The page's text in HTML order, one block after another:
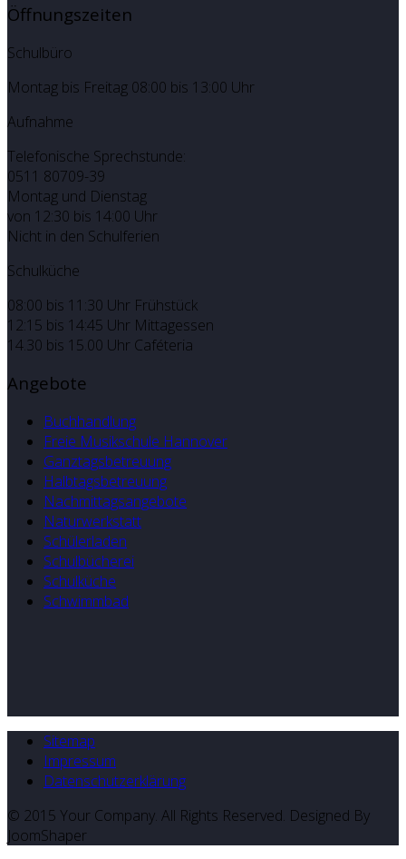
Öffnungszeiten
Schulbüro
Montag bis Freitag 08:00 bis 13:00 Uhr
Aufnahme
Telefonische Sprechstunde:
0511 80709-39
Montag und Dienstag
von 12:30 bis 14:00 Uhr
Nicht in den Schulferien
Schulküche
08:00 bis 11:30 Uhr Frühstück
12:15 bis 14:45 Uhr Mittagessen
14.30 bis 15.00 Uhr Caféteria
Angebote
Buchhandlung
Freie Musikschule Hannover
Ganztagsbetreuung
Halbtagsbetreuung
Nachmittagsangebote
Naturwerkstatt
Schülerladen
Schulbücherei
Schulküche
Schwimmbad
Sitemap
Impressum
Datenschutzerklärung
© 2015 Your Company. All Rights Reserved. Designed By
JoomShaper